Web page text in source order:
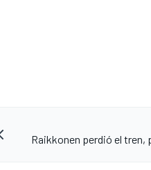
Raikkonen perdió el tren,